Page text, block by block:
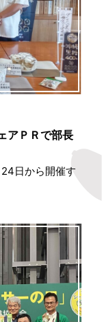
アＰＲで部長
日から開催す